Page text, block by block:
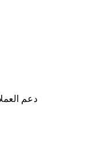
دعم